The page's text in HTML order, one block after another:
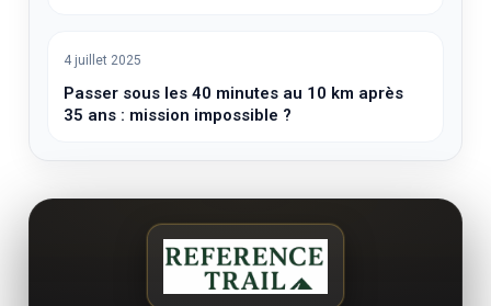
4 juillet 2025
Passer sous les 40 minutes au 10 km après
35 ans : mission impossible ?